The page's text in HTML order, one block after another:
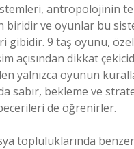
antropolojinin
biridir ve oyunlar bu
gibidir. 9 taş oyunu,
açısından dikkat
yalnızca oyunun
sabır, bekleme ve
de öğrenirler.
topluluklarında